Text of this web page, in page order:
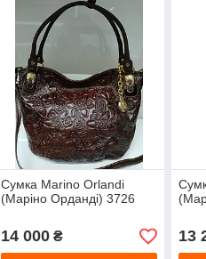
Сумка Marino Orlandi
(Маріно Орданді) 3726
14 000₴ 13